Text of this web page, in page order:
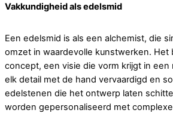
Vakkundigheid als edelsmid
Een edelsmid is als een alchemist, die
omzet in waardevolle kunstwerken. Het
concept, een visie die vorm krijgt in een
elk detail met de hand vervaardigd en
edelstenen die het ontwerp laten
worden gepersonaliseerd met